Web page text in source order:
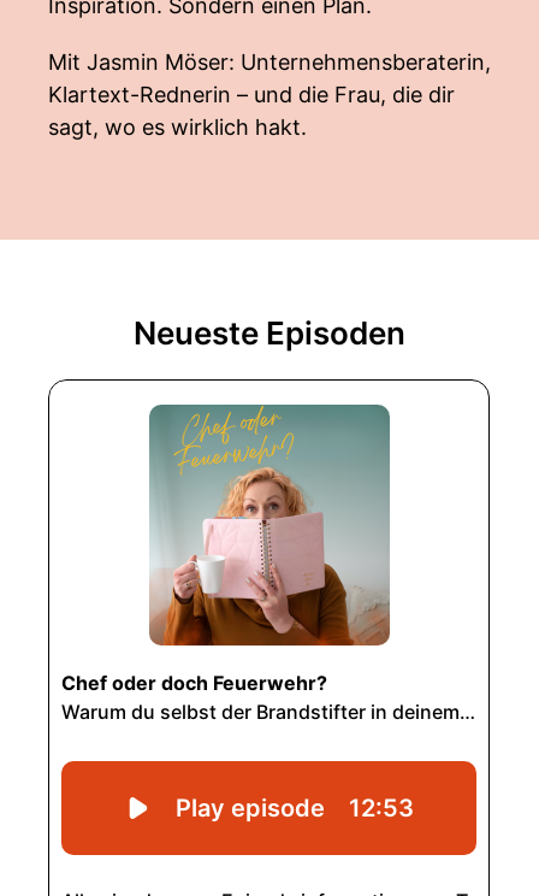
Inspiration. Sondern einen Plan.
Mit Jasmin Möser: Unternehmensberaterin,
Klartext-Rednerin – und die Frau, die dir
sagt, wo es wirklich hakt.
Neueste Episoden